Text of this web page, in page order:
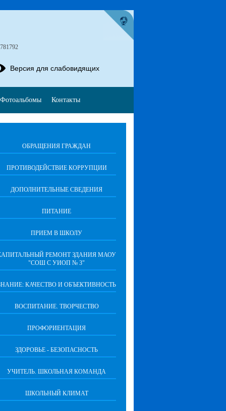
ОБРАЩЕНИЯ ГРАЖДАН
ПРОТИВОДЕЙСТВИЕ КОРРУПЦИИ
ДОПОЛНИТЕЛЬНЫЕ СВЕДЕНИЯ
ПИТАНИЕ
ПРИЕМ В ШКОЛУ
РЕМОНТ ЗДАНИЯ МАОУ
"СОШ С УИОП № 3"
КАЧЕСТВО И ОБЪЕКТИВНОСТЬ
ВОСПИТАНИЕ. ТВОРЧЕСТВО
ПРОФОРИЕНТАЦИЯ
ЗДОРОВЬЕ - БЕЗОПАСНОСТЬ
УЧИТЕЛЬ. ШКОЛЬНАЯ КОМАНДА
ШКОЛЬНЫЙ КЛИМАТ
Версия для слабовидящих
Фотоальбомы Контакты